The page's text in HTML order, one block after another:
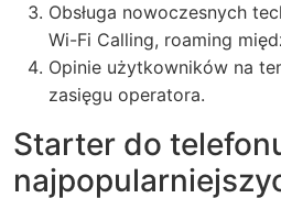
Obsługa nowoczesnych
Wi-Fi Calling, roaming
Opinie użytkowników na
zasięgu operatora.
Starter do